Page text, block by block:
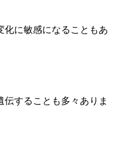
化に敏感になることもあ
することも多々ありま